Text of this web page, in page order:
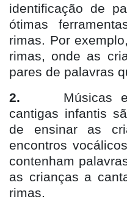
identificação de
ótimas
rimas. Por
rimas, onde as
pares de palavras
2.
Músicas
cantigas infantis
de ensinar as
encontros
contenham
as crianças a
rimas.